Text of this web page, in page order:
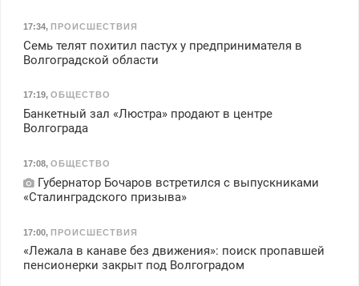
17:34, ПРОИСШЕСТВИЯ
Семь телят похитил пастух у предпринимателя в
Волгоградской области
17:19, ОБЩЕСТВО
Банкетный зал «Люстра» продают в центре
Волгограда
17:08, ОБЩЕСТВО
Губернатор Бочаров встретился с выпускниками
«Сталинградского призыва»
17:00, ПРОИСШЕСТВИЯ
«Лежала в канаве без движения»: поиск пропавшей
пенсионерки закрыт под Волгоградом